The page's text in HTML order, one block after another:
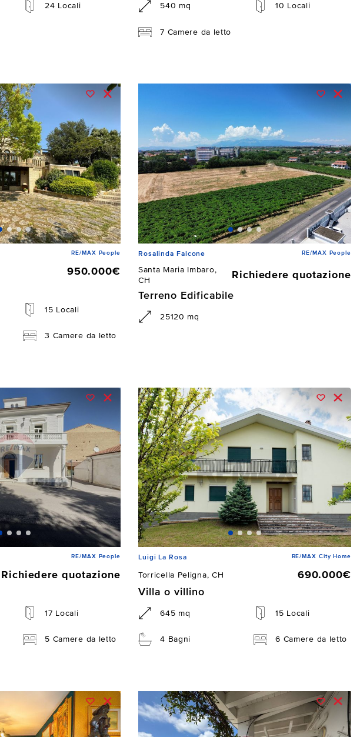
24 Locali 540 mq 10 Locali
7 Camere da letto
RE/MAX People
950.000€
15 Locali
3 Camere da letto
Rosalinda Falcone RE/MAX People
Santa Maria Imbaro,
CH
Richiedere quotazione
Terreno Edificabile
25120 mq
RE/MAX People
Richiedere quotazione
17 Locali
5 Camere da letto
Luigi La Rosa RE/MAX City Home
Torricella Peligna, CH
690.000€
Villa o villino
645 mq 15 Locali
4 Bagni 6 Camere da letto